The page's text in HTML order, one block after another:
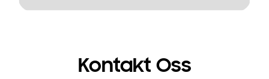
Kontakt Oss